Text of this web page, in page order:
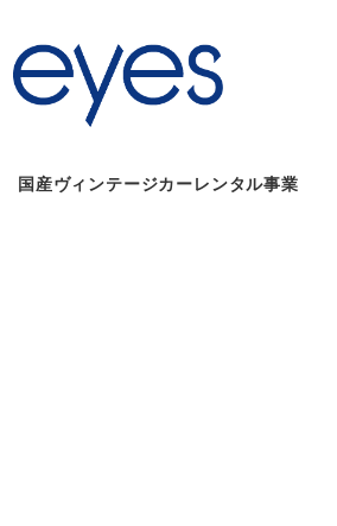
国産ヴィンテージカーレンタル事業